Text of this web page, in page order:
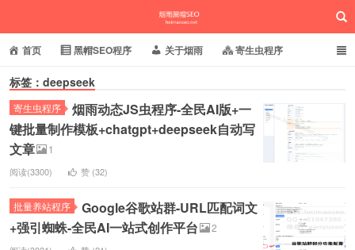
烟雨黑帽SEO
首页 黑帽SEO程序 关于烟雨 寄生虫程序
泛目录程序
批量养站程序 百度搜狗推送 网站域名快照
相关新闻动态
标签：deepseek
寄生虫程序
烟雨动态JS虫程序-全民AI版+一
键批量制作模板+chatgpt+deepseek自动写
文章
1
阅读(3300) 赞 (32)
批量养站程序
Google谷歌站群-URL匹配词文
+强引蜘蛛-全民AI一站式创作平台
2